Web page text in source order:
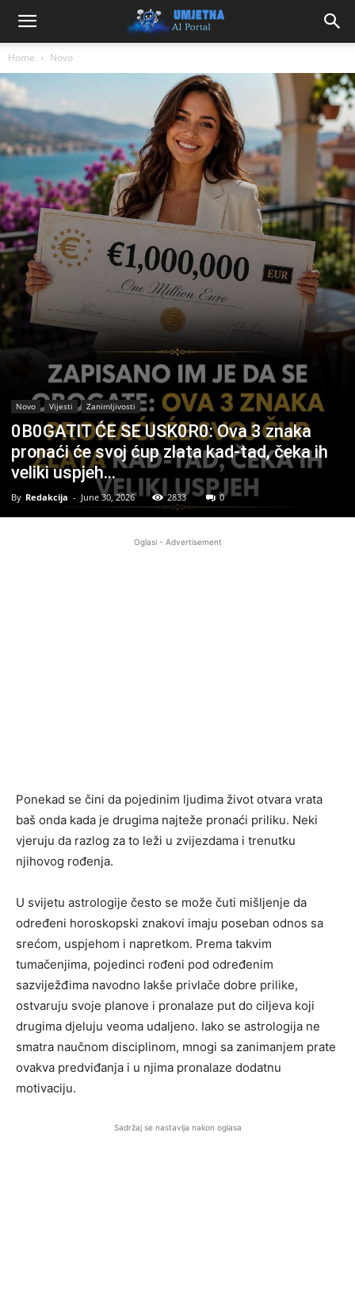
Home Novo
Novo Vijesti Zanimljivosti
0B0GATlT ĆE SE USK0R0: Ova 3 znaka
pronaći će svoj ćup zlata kad-tad, čeka ih
veliki uspjeh…
By Redakcija - June 30, 2026 2833 0
Oglasi - Advertisement
Ponekad se čini da pojedinim ljudima život otvara vrata
baš onda kada je drugima najteže pronaći priliku. Neki
vjeruju da razlog za to leži u zvijezdama i trenutku
njihovog rođenja.
U svijetu astrologije često se može čuti mišljenje da
određeni horoskopski znakovi imaju poseban odnos sa
srećom, uspjehom i napretkom. Prema takvim
tumačenjima, pojedinci rođeni pod određenim
sazviježđima navodno lakše privlače dobre prilike,
ostvaruju svoje planove i pronalaze put do ciljeva koji
drugima djeluju veoma udaljeno. Iako se astrologija ne
smatra naučnom disciplinom, mnogi sa zanimanjem prate
ovakva predviđanja i u njima pronalaze dodatnu
motivaciju.
Sadržaj se nastavlja nakon oglasa